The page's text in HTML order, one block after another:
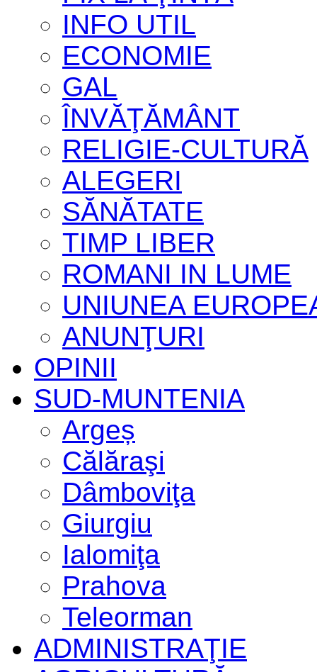
INFO UTIL
ECONOMIE
GAL
ÎNVĂŢĂMÂNT
RELIGIE-CULTURĂ
ALEGERI
SĂNĂTATE
TIMP LIBER
ROMANI IN LUME
UNIUNEA
ANUNŢURI
OPINII
SUD-MUNTENIA
Argeș
Călăraşi
Dâmboviţa
Giurgiu
Ialomiţa
Prahova
Teleorman
ADMINISTRAŢIE